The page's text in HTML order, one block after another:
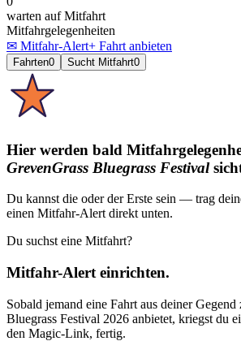
warten auf Mitfahrt
Mitfahrgelegenheiten
✉ Mitfahr-Alert+ Fahrt anbieten
Fahrten0 Sucht Mitfahrt0
Hier werden bald
GrevenGrass Bluegrass Festival
Du kannst die oder der Erste sein — trag
einen Mitfahr-Alert direkt unten.
Du suchst eine Mitfahrt?
Mitfahr-Alert einrichten.
Sobald jemand eine Fahrt aus deiner Gegend
Bluegrass Festival 2026 anbietet, kriegst du
den Magic-Link, fertig.